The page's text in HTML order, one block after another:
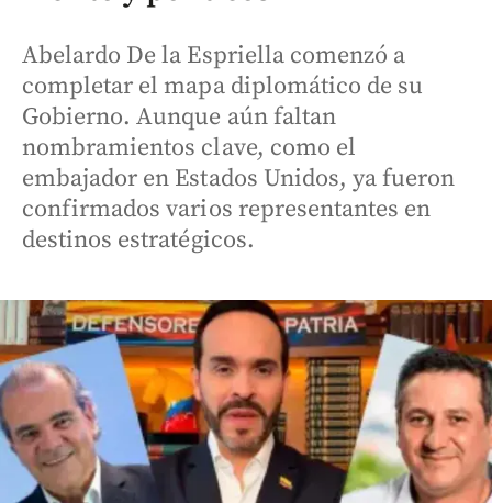
Abelardo De la Espriella comenzó a
completar el mapa diplomático de su
Gobierno. Aunque aún faltan
nombramientos clave, como el
embajador en Estados Unidos, ya fueron
confirmados varios representantes en
destinos estratégicos.